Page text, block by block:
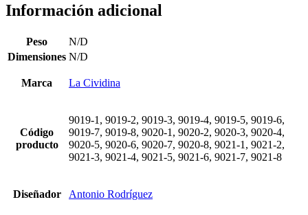
Información adicional
Peso
N/D
Dimensiones N/D
Marca La Cividina
Código
producto
9019-1, 9019-2, 9019-3, 9019-4, 9019-5, 9019-6,
9019-7, 9019-8, 9020-1, 9020-2, 9020-3, 9020-4,
9020-5, 9020-6, 9020-7, 9020-8, 9021-1, 9021-2,
9021-3, 9021-4, 9021-5, 9021-6, 9021-7, 9021-8
Diseñador Antonio Rodríguez